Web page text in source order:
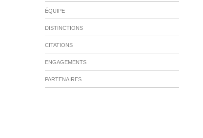
ÉQUIPE
DISTINCTIONS
CITATIONS
ENGAGEMENTS
PARTENAIRES